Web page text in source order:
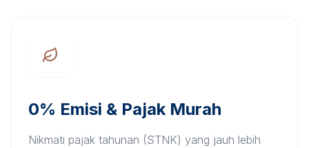
0% Emisi & Pajak Murah
Nikmati pajak tahunan (STNK) yang jauh lebih